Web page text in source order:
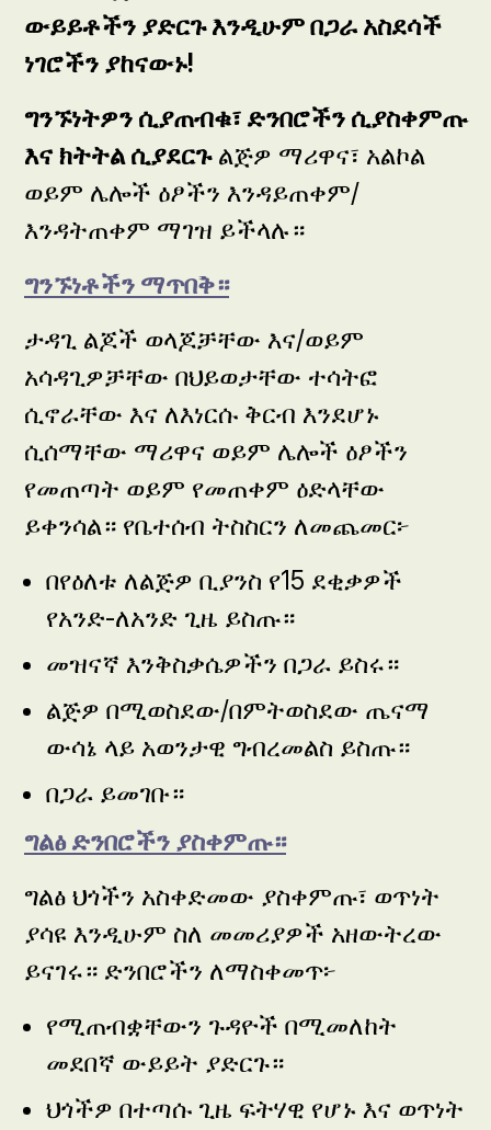
ውይይቶችን ያድርጉ እንዲሁም በጋራ አስደሳች
ነገሮችን ያከናውኑ!
ግንኙነትዎን ሲያጠብቁ፣ ድንበሮችን ሲያስቀምጡ
እና ክትትል ሲያደርጉልጅዎ ማሪዋና፣ አልኮል
ወይም ሌሎች ዕፆችን እንዳይጠቀም/
እንዳትጠቀም ማገዝ ይችላሉ።
ግንኙነቶችን ማጥበቅ።
ታዳጊ ልጆች ወላጆቻቸው እና/ወይም
አሳዳጊዎቻቸው በህይወታቸው ተሳትፎ
ሲኖራቸው እና ለእነርሱ ቅርብ እንደሆኑ
ሲሰማቸው ማሪዋና ወይም ሌሎች ዕፆችን
የመጠጣት ወይም የመጠቀም ዕድላቸው
ይቀንሳል። የቤተሰብ ትስስርን ለመጨመር፦
በየዕለቱ ለልጅዎ ቢያንስ የ15 ደቂቃዎች
የአንድ-ለአንድ ጊዜ ይስጡ።
መዝናኛ እንቅስቃሴዎችን በጋራ ይስሩ።
ልጅዎ በሚወስደው/በምትወስደው ጤናማ
ውሳኔ ላይ አወንታዊ ግብረመልስ ይስጡ።
በጋራ ይመገቡ።
ግልፅ ድንበሮችን ያስቀምጡ።
ግልፅ ህጎችን አስቀድመው ያስቀምጡ፣ ወጥነት
ያሳዩ እንዲሁም ስለ መመሪያዎች አዘውትረው
ይናገሩ። ድንበሮችን ለማስቀመጥ፦
የሚጠብቋቸውን ጉዳዮች በሚመለከት
መደበኛ ውይይት ያድርጉ።
ህጎችዎ በተጣሱ ጊዜ ፍትሃዊ የሆኑ እና ወጥነት